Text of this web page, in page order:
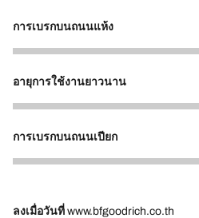
การเบรกบนถนนแห้ง
5
อายุการใช้งานยาวนาน
4
การเบรกบนถนนเปียก
5
ลงเมื่อวันที่ www.bfgoodrich.co.th